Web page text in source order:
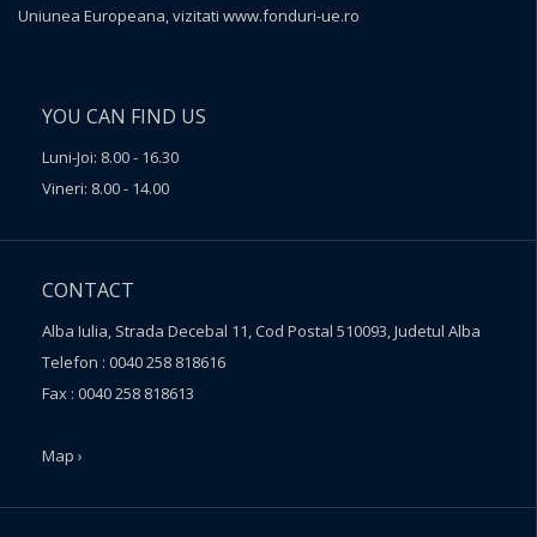
Uniunea Europeana, vizitati www.fonduri-ue.ro
YOU CAN FIND US
Luni-Joi: 8.00 - 16.30
Vineri: 8.00 - 14.00
CONTACT
Alba Iulia, Strada Decebal 11, Cod Postal 510093, Judetul Alba
Telefon : 0040 258 818616
Fax : 0040 258 818613
Map ›